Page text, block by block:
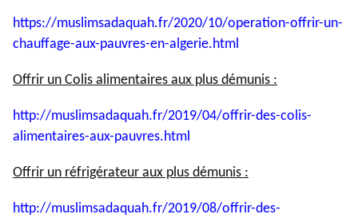
https://muslimsadaquah.fr/2020/10/operation-offrir-un-
chauffage-aux-pauvres-en-algerie.html
Offrir un Colis alimentaires aux plus démunis :
http://muslimsadaquah.fr/2019/04/offrir-des-colis-
alimentaires-aux-pauvres.html
Offrir un réfrigérateur aux plus démunis :
http://muslimsadaquah.fr/2019/08/offrir-des-